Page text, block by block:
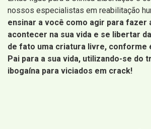
nossos especialistas em reabilitação
ensinar a você como agir para fazer
acontecer na sua vida e se libertar
de fato uma criatura livre, conforme
Pai para a sua vida, utilizando-se do
ibogaína para viciados em crack!